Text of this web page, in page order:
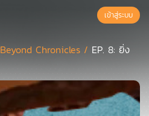
เข้าสู่ระบบ
Beyond Chronicles / EP. 8: ยิ่ง